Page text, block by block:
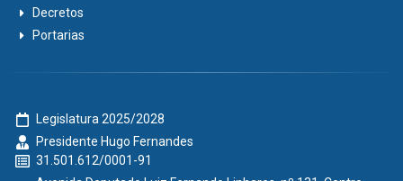
Decretos
Portarias
Legislatura 2025/2028
Presidente Hugo Fernandes
31.501.612/0001-91